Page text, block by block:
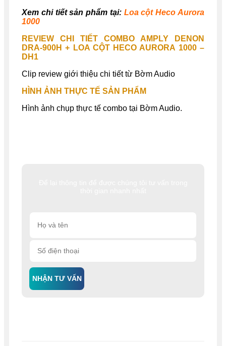
NHẬN TƯ VẤN
Xem chi tiết sản phẩm tại: Loa cột Heco Aurora
1000
REVIEW CHI TIẾT COMBO AMPLY DENON
DRA-900H + LOA CỘT HECO AURORA 1000 –
DH1
Clip review giới thiệu chi tiết từ Bờm Audio
HÌNH ẢNH THỰC TẾ SẢN PHẨM
Hình ảnh chụp thực tế combo tại Bờm Audio.